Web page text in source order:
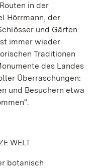
in der
Hörrmann, der
und Gärten
immer wieder
Traditionen
des Landes
Überraschungen:
und Besuchern etwa
WELT
botanisch